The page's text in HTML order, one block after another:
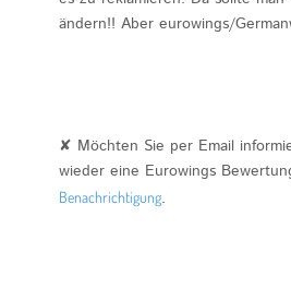
ändern!! Aber eurowings/
✘ Möchten Sie per Email
wieder eine Eurowings
Benachrichtigung.